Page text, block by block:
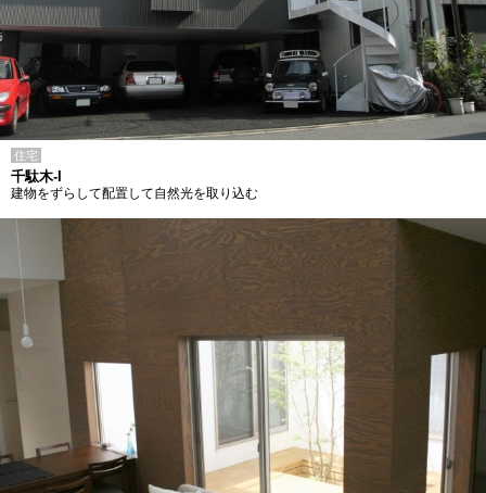
住宅
千駄木-I
建物をずらして配置して自然光を取り込む